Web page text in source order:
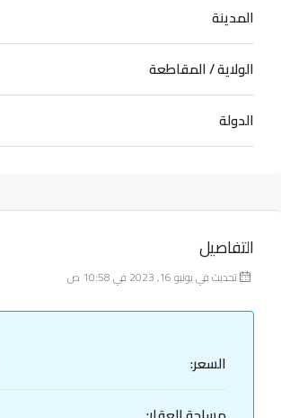
المدينة
الولاية / المقاطعة
الدولة
التفاصيل
تحديث في يونيو 16, 2023 في 10:58 ص
السعر: